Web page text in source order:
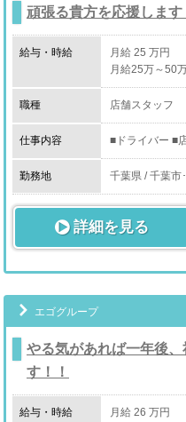
頑張る貴方を応援します
給与・時給
月給 25 万円
月給25万～50
職種 店舗スタッフ
仕事内容
■ドライバー ■
タッフ
勤務地
千葉県 / 千葉市
詳細を見る
エゴグループ
やる気があれば一年後
す！！
給与・時給
月給 26 万円